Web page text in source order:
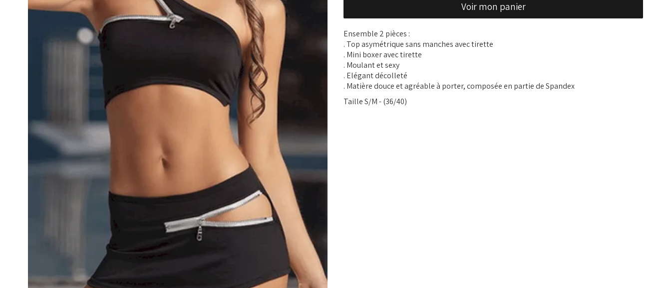
Voir mon panier
Ensemble 2 pièces :
. Top asymétrique sans manches avec tirette
. Mini boxer avec tirette
. Moulant et sexy
. Elégant décolleté
. Matière douce et agréable à porter, composée en partie de Spandex
Taille S/M - (36/40)